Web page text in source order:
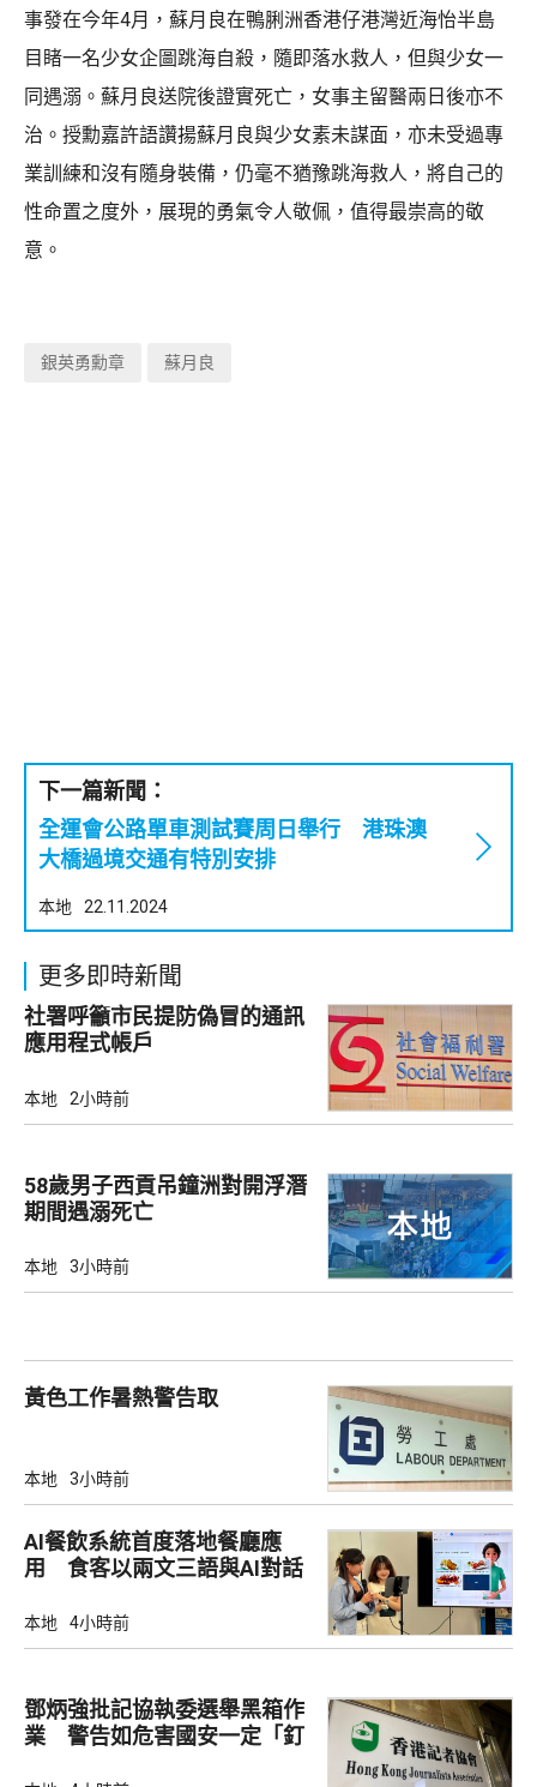
事發在今年4月，蘇月良在鴨脷洲香港仔港灣近海怡半島
目睹一名少女企圖跳海自殺，隨即落水救人，但與少女一
同遇溺。蘇月良送院後證實死亡，女事主留醫兩日後亦不
治。授勳嘉許語讚揚蘇月良與少女素未謀面，亦未受過專
業訓練和沒有隨身裝備，仍毫不猶豫跳海救人，將自己的
性命置之度外，展現的勇氣令人敬佩，值得最崇高的敬
意。
銀英勇勳章 蘇月良
下一篇新聞：
全運會公路單車測試賽周日舉行 港珠澳
大橋過境交通有特別安排
本地 22.11.2024
更多即時新聞
社署呼籲市民提防偽冒的通訊
應用程式帳戶
本地 2小時前
58歲男子西貢吊鐘洲對開浮潛
期間遇溺死亡
本地 3小時前
黃色工作暑熱警告取
本地 3小時前
AI餐飲系統首度落地餐廳應
用 食客以兩文三語與AI對話
本地 4小時前
鄧炳強批記協執委選舉黑箱作
業 警告如危害國安一定「釘